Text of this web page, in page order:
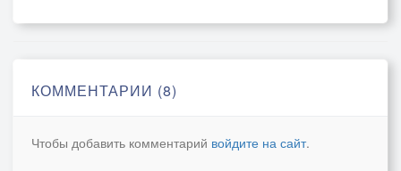
И в памяти надежно сохраню,
Ту нежную голубку,
Лучистых глаз её голубизну.
КОММЕНТАРИИ (8)
Чтобы добавить комментарий войдите на сайт.